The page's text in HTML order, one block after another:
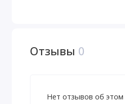
неоспорима.
протеин для
Отзывы 0
Нет отзывов об этом